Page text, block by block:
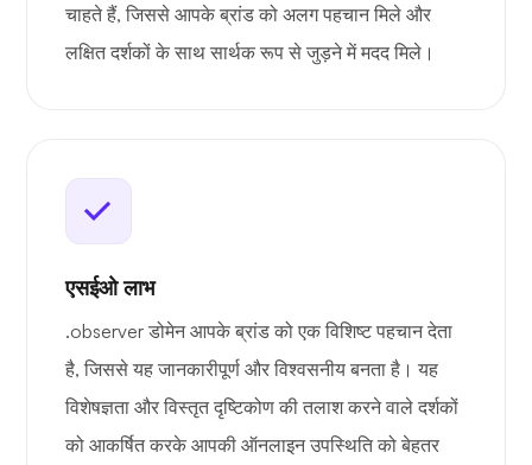
चाहते हैं, जिससे आपके ब्रांड को अलग पहचान मिले और
लक्षित दर्शकों के साथ सार्थक रूप से जुड़ने में मदद मिले।
एसईओ लाभ
.observer डोमेन आपके ब्रांड को एक विशिष्ट पहचान देता
है, जिससे यह जानकारीपूर्ण और विश्वसनीय बनता है। यह
विशेषज्ञता और विस्तृत दृष्टिकोण की तलाश करने वाले दर्शकों
को आकर्षित करके आपकी ऑनलाइन उपस्थिति को बेहतर